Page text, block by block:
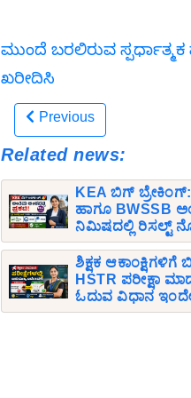
ಮುಂದೆ ಬರಲಿರುವ
ಖರೀದಿಸಿ
Previous
Related news:
KEA ಬಿಗ್ ಬ್ರೇಕಿಂಗ್:
ಹಾಗೂ BWSSB
ನಿಮಿಷದಲ್ಲಿ ರಿಸಲ್ಟ್
ಶಿಕ್ಷಕ ಆಕಾಂಕ್ಷಿಗಳಿಗೆ
HSTR ಪರೀಕ್ಷಾ
ಓದುವ ವಿಧಾನ